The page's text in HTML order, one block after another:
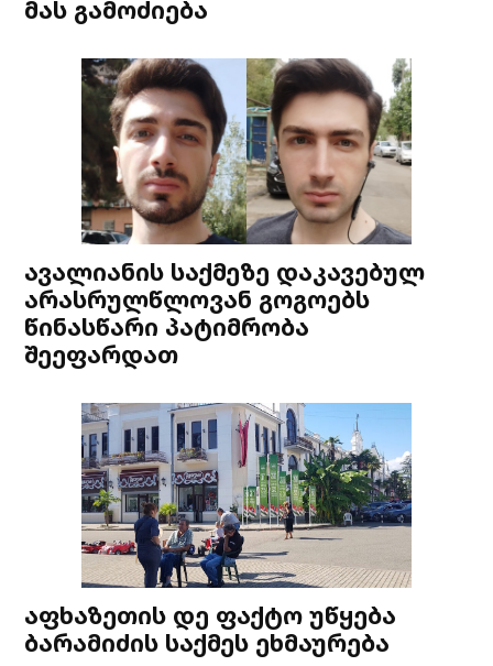
მას გამოძიება
ავალიანის საქმეზე დაკავებულ
არასრულწლოვან გოგოებს
წინასწარი პატიმრობა
შეეფარდათ
აფხაზეთის დე ფაქტო უწყება
ბარამიძის საქმეს ეხმაურება